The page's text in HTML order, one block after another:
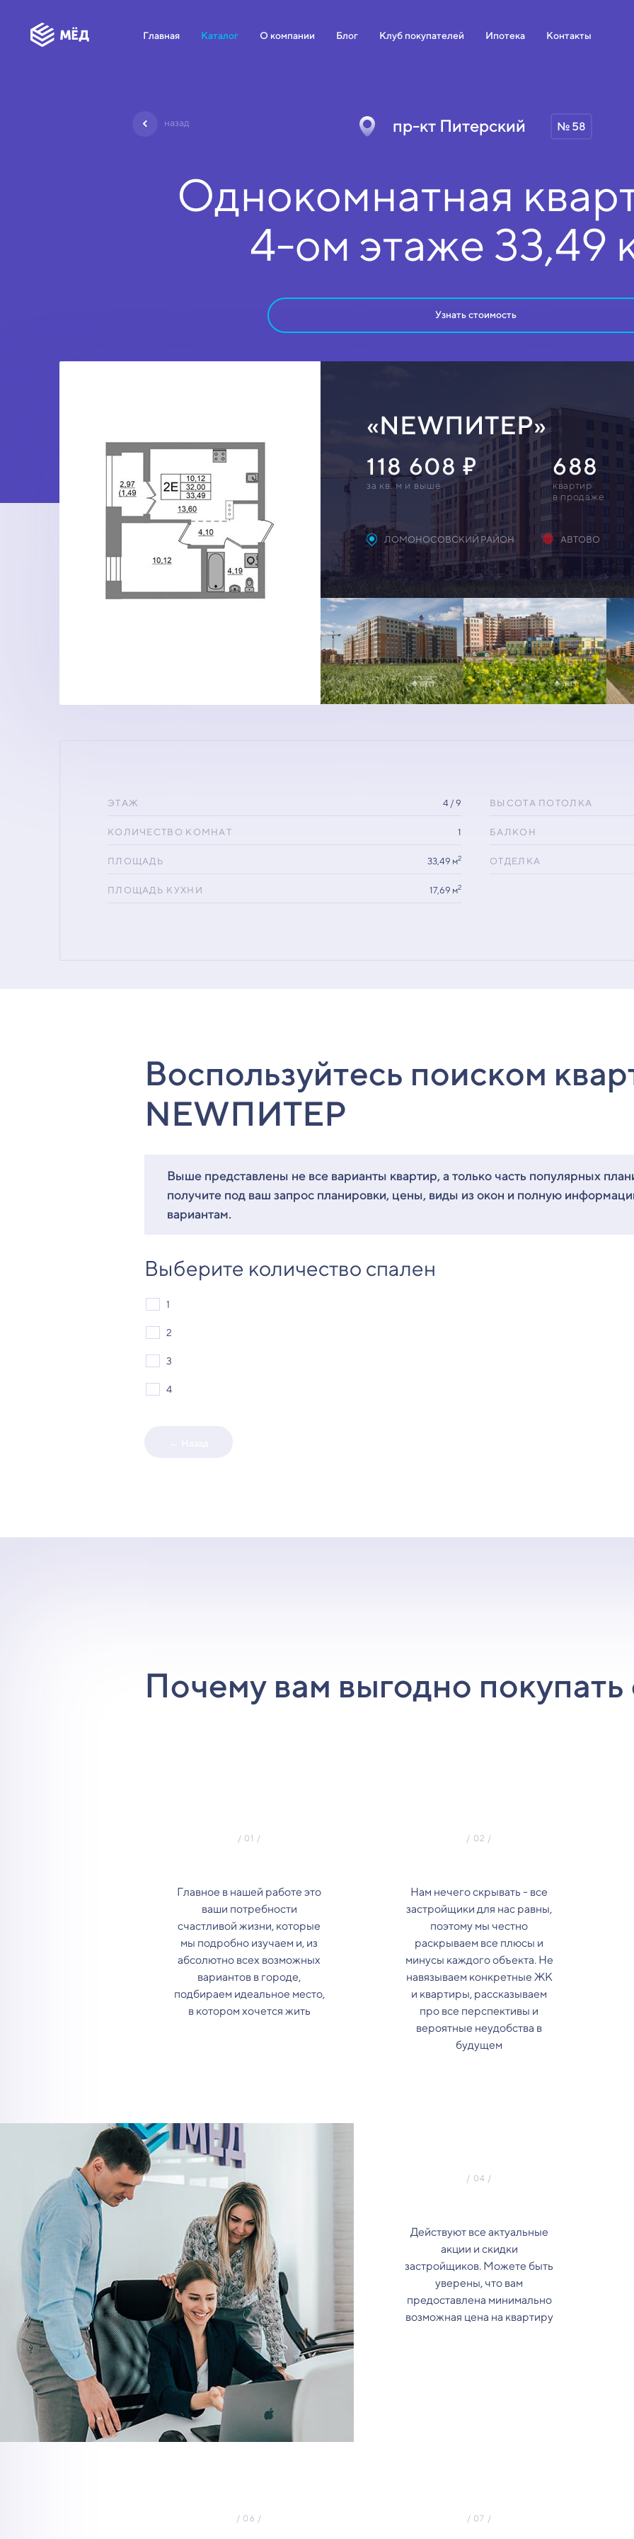
Главная Каталог О компании Блог Клуб покупателей Ипотека Контакты
назад пр-кт Питерский № 58
Однокомнатная
4-ом этаже 33,49
Узнать стоимость
«NEWПИТЕР»
118 608
за кв. м и выше
688
квартир
в продаже
ЛОМОНОСОВСКИЙ РАЙОН АВТОВО
ЭТАЖ 4 / 9
КОЛИЧЕСТВО КОМНАТ 1
ПЛОЩАДЬ 33,49 м2
ПЛОЩАДЬ КУХНИ 17,69 м2
ВЫСОТА ПОТОЛКА
БАЛКОН
ОТДЕЛКА
Воспользуйтесь поиском
NEWПИТЕР
Выше представлены не все варианты квартир, а только часть популярных
получите под ваш запрос планировки, цены, виды из окон и полную
вариантам.
Выберите количество спален
1
2
3
4
Почему вам выгодно покупать
Главное в нашей работе это
ваши потребности
счастливой жизни, которые
мы подробно изучаем и, из
абсолютно всех возможных
вариантов в городе,
подбираем идеальное место,
в котором хочется жить
Нам нечего скрывать - все
застройщики для нас равны,
поэтому мы честно
раскрываем все плюсы и
минусы каждого объекта. Не
навязываем конкретные ЖК
и квартиры, рассказываем
про все перспективы и
вероятные неудобства в
будущем
Действуют все актуальные
акции и скидки
застройщиков. Можете быть
уверены, что вам
предоставлена минимально
возможная цена на квартиру